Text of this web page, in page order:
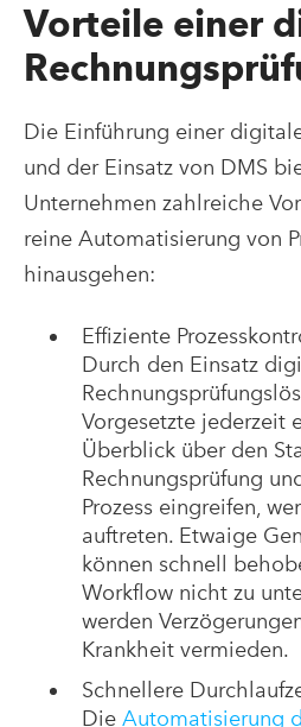
Vorteile einer
Die Einführung einer
und der Einsatz von DMS
Unternehmen zahlreiche
reine Automatisierung von
hinausgehen:
Effiziente
Durch den Einsatz
Vorgesetzte jederzeit
Überblick über den
Rechnungsprüfung
Prozess eingreifen,
auftreten. Etwaige
können schnell
Workflow nicht zu
werden
Krankheit vermieden.
Schnellere
Die Automatisierung